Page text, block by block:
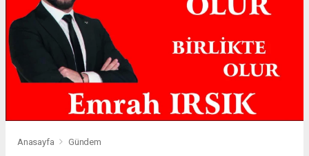
Anasayfa Gündem